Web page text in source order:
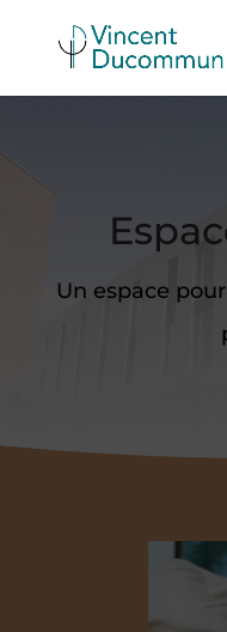
Un espace